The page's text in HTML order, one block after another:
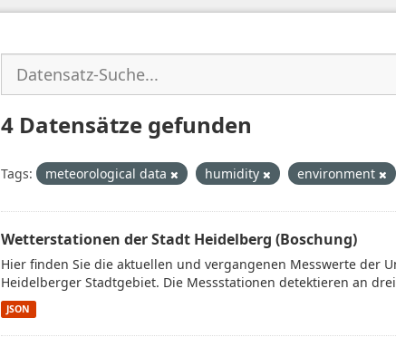
4 Datensätze gefunden
Tags: meteorological data humidity environment
Wetterstationen der Stadt Heidelberg (Boschung)
Hier finden Sie die aktuellen und vergangenen Messwerte der
Heidelberger Stadtgebiet. Die Messstationen detektieren an
JSON